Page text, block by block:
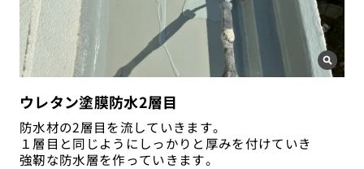
ウレタン塗膜防水2層目
防水材の2層目を流していきます。
１層目と同じようにしっかりと厚みを付けていき
強靭な防水層を作っていきます。